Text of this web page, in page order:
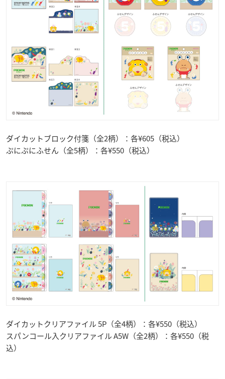
ダイカットブロック付箋（全2柄）：各¥605（税込）
ぷにぷにふせん（全5柄）：各¥550（税込）
ダイカットクリアファイル 5P（全4柄）：各¥550（税込）
スパンコール入クリアファイル A5W（全2柄）：各¥550（税
込）